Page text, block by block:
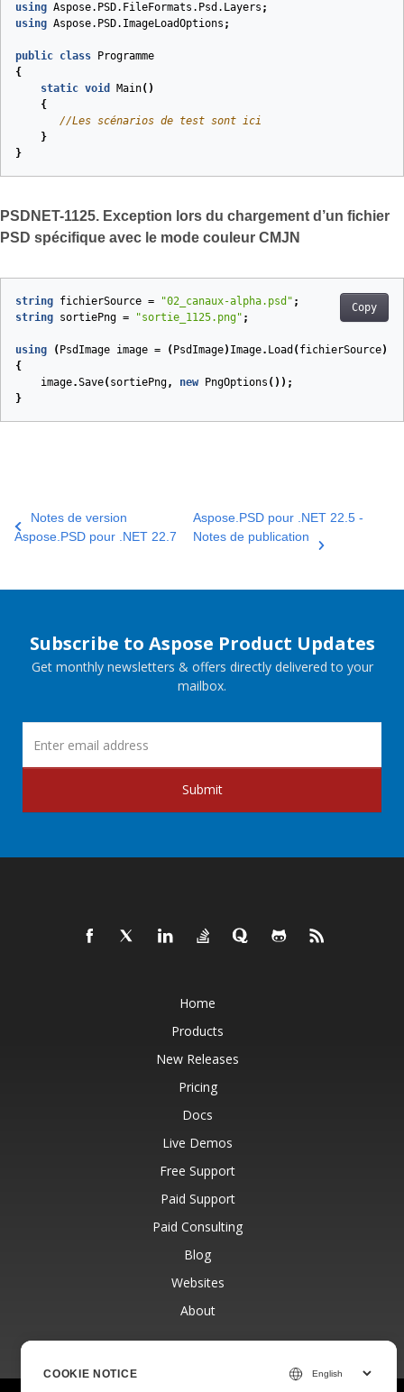
using Aspose.PSD.FileFormats.Psd.Layers ;
using Aspose.PSD.ImageLoadOptions ;
public class
Programme
{
static void Main( )
{
//Les scénarios de test sont ici
}
}
PSDNET-1125. Exception lors du chargement d’un fichier
PSD spécifique avec le mode couleur CMJN
Copy
string fichierSource = "02_canaux-alpha.psd" ;
string sortiePng = "sortie_1125.png" ;
using ( PsdImage image = ( PsdImage) Image. Load ( fichierSource))
{
image.Save( sortiePng, new PngOptions ());
}
Notes de version
Aspose.PSD pour .NET 22.7
Aspose.PSD pour .NET 22.5 -
Notes de publication
Subscribe to Aspose Product Updates
Get monthly newsletters & offers directly delivered to your
mailbox.
Submit
Home
Products
New Releases
Pricing
Docs
Live Demos
Free Support
Paid Support
Paid Consulting
Blog
Websites
About
COOKIE NOTICE